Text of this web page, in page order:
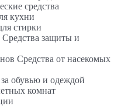
средства
кухни
стирки
Средства защиты и
Средства от насекомых
обувью и одеждой
комнат